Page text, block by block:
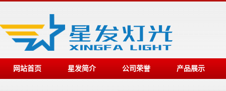
网站首页 星发简介 公司荣誉 产品展示